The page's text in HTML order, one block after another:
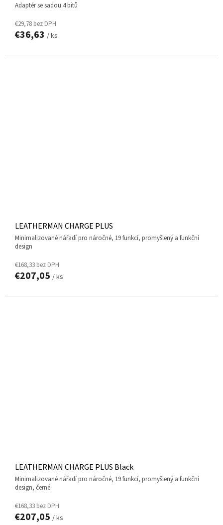
adaptér se sadou 4 bitů
€29,78 bez DPH
€36,63 / ks
LEATHERMAN CHARGE PLUS
minimalizované nářadí pro náročné, 19 funkcí, promyšlený a funkční
design
€168,33 bez DPH
€207,05 / ks
LEATHERMAN CHARGE PLUS Black
minimalizované nářadí pro náročné, 19 funkcí, promyšlený a funkční
design, černé
€168,33 bez DPH
€207,05 / ks